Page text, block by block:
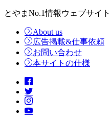
とやまNo.1情報ウェブサイト
About us
広告掲載&仕事依頼
お問い合わせ
本サイトの仕様